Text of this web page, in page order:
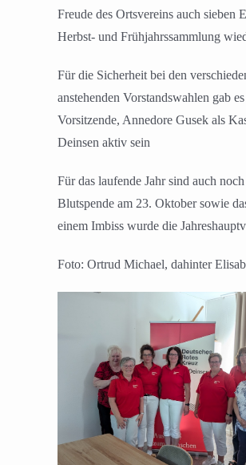
Freude des Ortsvereins auch
Herbst- und Frühjahrssammlung
Für die Sicherheit bei den
anstehenden Vorstandswahlen gab
Vorsitzende, Annedore Gusek als
Deinsen aktiv sein
Für das laufende Jahr sind auch
Blutspende am 23. Oktober sowie
einem Imbiss wurde die
Foto: Ortrud Michael, dahinter